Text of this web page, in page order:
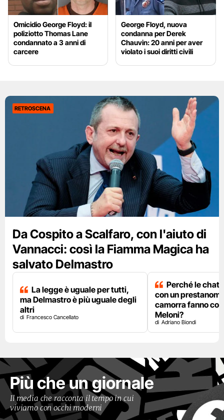
Omicidio George Floyd: il
poliziotto Thomas Lane
condannato a 3 anni di
carcere
George Floyd, nuova
condanna per Derek
Chauvin: 20 anni per aver
violato i suoi diritti civili
RETROSCENA
Da Cospito a Scalfaro, con l'aiuto di
Vannacci: così la Fiamma Magica ha
salvato Delmastro
La legge è uguale per tutti,
ma Delmastro è più uguale degli
altri
Francesco Cancellato
Perché le chat
con un
camorra fanno
Meloni?
Adriano Biondi
Più che un giornale
Il media che racconta il tempo in cui
viviamo con occhi moderni